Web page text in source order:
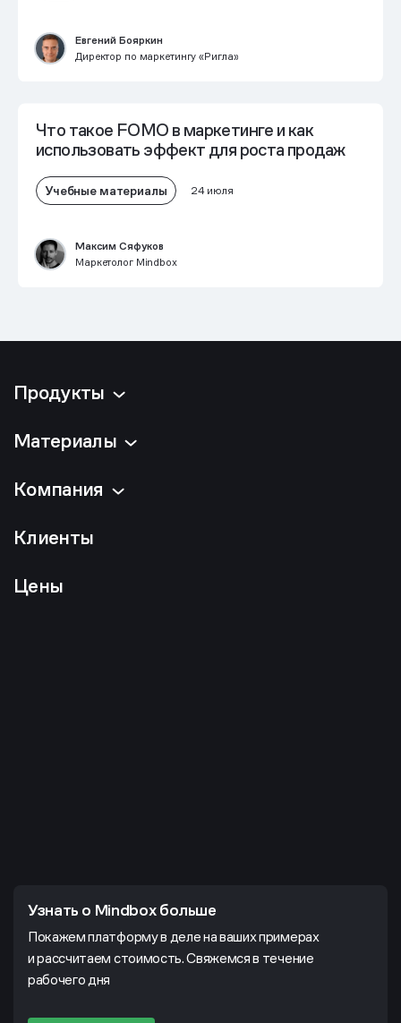
Евгений Бояркин
Директор по маркетингу «Ригла»
Что такое FOMO в маркетинге и как
использовать эффект для роста продаж
Учебные материалы 24 июля
Максим Сяфуков
Маркетолог Mindbox
Продукты
Материалы
Компания
Клиенты
Цены
Узнать о Mindbox больше
Покажем платформу в деле на ваших примерах
и рассчитаем стоимость. Свяжемся в течение
рабочего дня